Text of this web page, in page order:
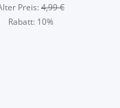
Preis:4,99 €
Rabatt: 10%